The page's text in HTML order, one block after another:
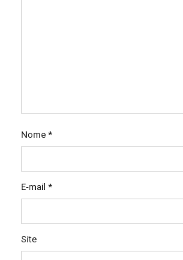
Nome *
E-mail *
Site